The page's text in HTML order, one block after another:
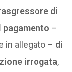
di
–
in allegato – di
irrogata,